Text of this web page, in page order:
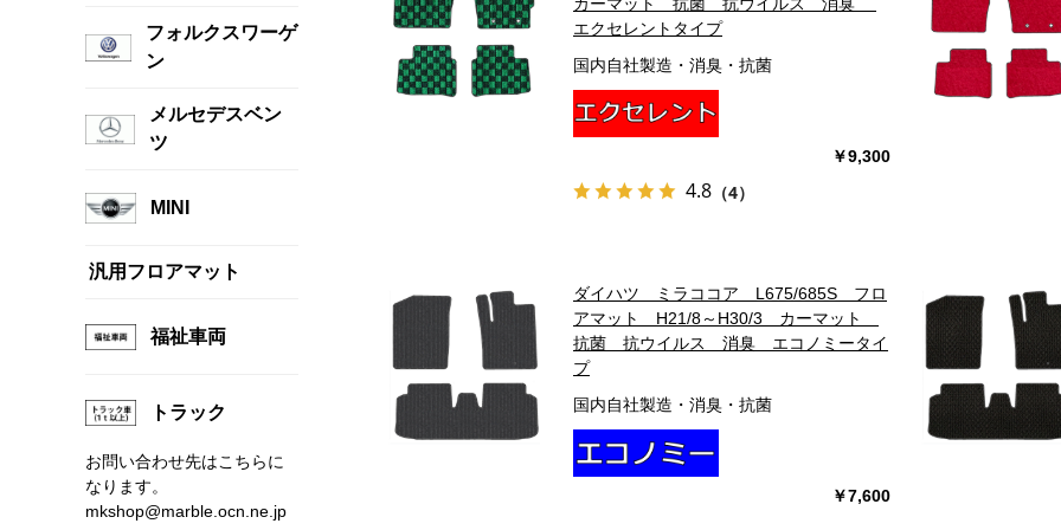
フォルクスワーゲ
ン
メルセデスベン
ツ
MINI
汎用フロアマット
福祉車両
トラック
お問い合わせ先はこちらに
なります。
mkshop@marble.ocn.ne.jp
カーマット 抗菌 抗ウイルス 消臭
エクセレントタイプ
国内自社製造・消臭・抗菌
￥9,300
4.8 （4）
ダイハツ ミラココア L675/685S フロ
アマット H21/8～H30/3 カーマット
抗菌 抗ウイルス 消臭 エコノミータイ
プ
国内自社製造・消臭・抗菌
￥7,600